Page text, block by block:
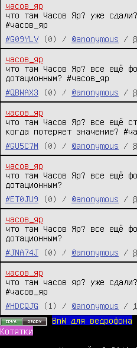
часов_яр
что там Часов Яр? уже
#часов_яр
#G09YLV
(0) / @anonymous /
часов_яр
что там Часов Яр? все ещё
дотационным? #часов_яр
#QBWAX3
(0) / @anonymous /
часов_яр
что там Часов Яр? все ещё
когда потеряет значение?
#GU5C7M
(0) / @anonymous /
часов_яр
что там Часов Яр? все ещё
дотационным?
#ET0JU9
(0) / @anonymous /
часов_яр
что там Часов Яр? все ещё
дотационным?
#JNA74J
(0) / @anonymous /
часов_яр
что там часов яр? уже
#часов_яр
#HDCQJG
(1) / @anonymous /
BnW для ведрофона
Котятки